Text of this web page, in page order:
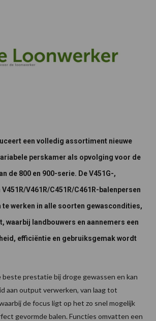
een volledig assortiment nieuwe
perskamer als opvolging voor de
de 800 en 900-serie. De V451G-,
V461R/C451R/C461R-balenpersen
te werken in alle soorten gewascondities,
waarbij landbouwers en aannemers een
efficiëntie en gebruiksgemak wordt
prestatie bij droge gewassen en kan
aan output verwerken, van laag tot
de focus ligt op het zo snel mogelijk
gevormde balen. Functies omvatten een